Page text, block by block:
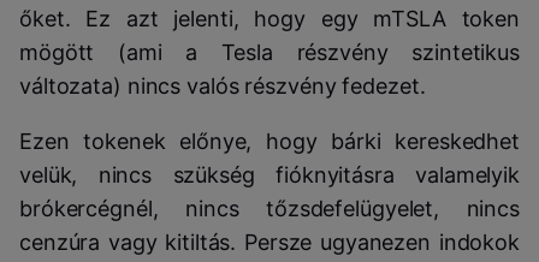
őket. Ez azt jelenti, hogy egy mTSLA token
mögött (ami a Tesla részvény szintetikus
változata) nincs valós részvény fedezet.
Ezen tokenek előnye, hogy bárki kereskedhet
velük, nincs szükség fióknyitásra valamelyik
brókercégnél, nincs tőzsdefelügyelet, nincs
cenzúra vagy kitiltás. Persze ugyanezen indokok